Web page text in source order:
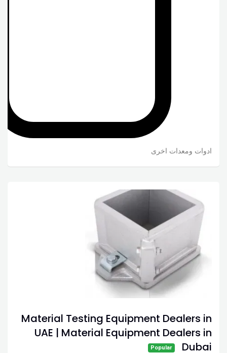
ادوات ومعدات اخرى
Material Testing Equipment Dealers in
UAE | Material Equipment Dealers in
Dubai
Popular